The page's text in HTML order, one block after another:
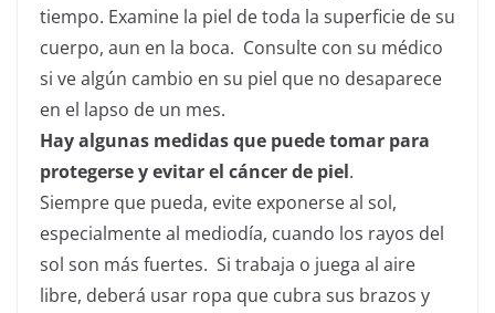
tiempo. Examine la piel de toda la superficie de su
cuerpo, aun en la boca. Consulte con su médico
si ve algún cambio en su piel que no desaparece
en el lapso de un mes.
Hay algunas medidas que puede tomar para
protegerse y evitar el cáncer de piel.
Siempre que pueda, evite exponerse al sol,
especialmente al mediodía, cuando los rayos del
sol son más fuertes. Si trabaja o juega al aire
libre, deberá usar ropa que cubra sus brazos y